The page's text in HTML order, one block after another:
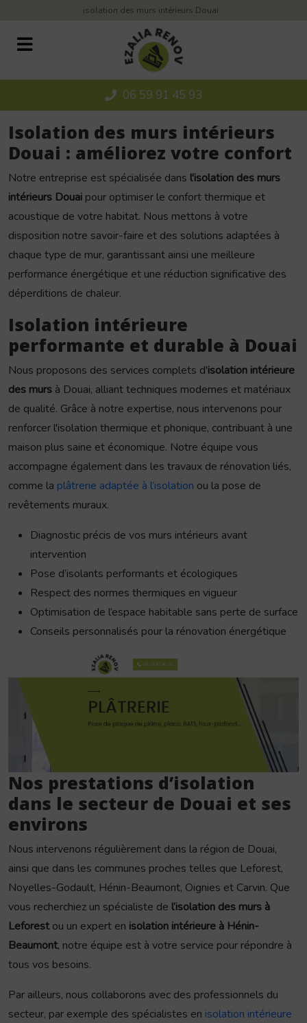
isolation des murs intérieurs Douai
06 59 91 45 93
Isolation des murs intérieurs
Douai : améliorez votre confort
Notre entreprise est spécialisée dans l'isolation des murs
intérieurs Douai pour optimiser le confort thermique et
acoustique de votre habitat. Nous mettons à votre
disposition notre savoir-faire et des solutions adaptées à
chaque type de mur, garantissant ainsi une meilleure
performance énergétique et une réduction significative des
déperditions de chaleur.
Isolation intérieure
performante et durable à Douai
Nous proposons des services complets d'isolation intérieure
des murs à Douai, alliant techniques modernes et matériaux
de qualité. Grâce à notre expertise, nous intervenons pour
renforcer l'isolation thermique et phonique, contribuant à une
maison plus saine et économique. Notre équipe vous
accompagne également dans les travaux de rénovation liés,
comme la plâtrerie adaptée à l’isolation ou la pose de
revêtements muraux.
Diagnostic précis de vos murs intérieurs avant
intervention
Pose d’isolants performants et écologiques
Respect des normes thermiques en vigueur
Optimisation de l’espace habitable sans perte de surface
Conseils personnalisés pour la rénovation énergétique
Nos prestations d’isolation
dans le secteur de Douai et ses
environs
Nous intervenons régulièrement dans la région de Douai,
ainsi que dans les communes proches telles que Leforest,
Noyelles-Godault, Hénin-Beaumont, Oignies et Carvin. Que
vous recherchiez un spécialiste de l’isolation des murs à
Leforest ou un expert en isolation intérieure à Hénin-
Beaumont, notre équipe est à votre service pour répondre à
tous vos besoins.
Par ailleurs, nous collaborons avec des professionnels du
secteur, par exemple des spécialistes en isolation intérieure
Panneau de gestion des cookies